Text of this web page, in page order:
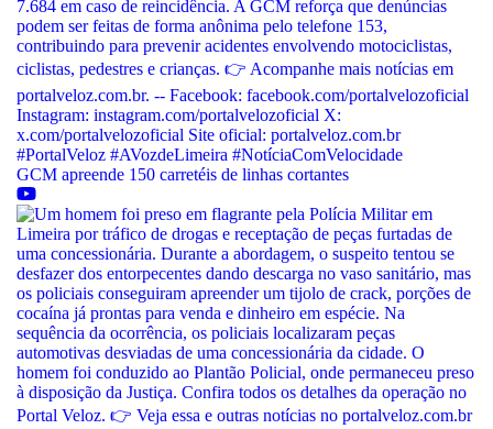
GCM apreende 150 carretéis de linhas cortantes